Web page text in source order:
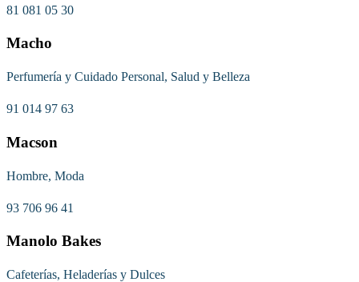
81 081 05 30
Macho
Perfumería y Cuidado Personal, Salud y Belleza
91 014 97 63
Macson
Hombre, Moda
93 706 96 41
Manolo Bakes
Cafeterías, Heladerías y Dulces